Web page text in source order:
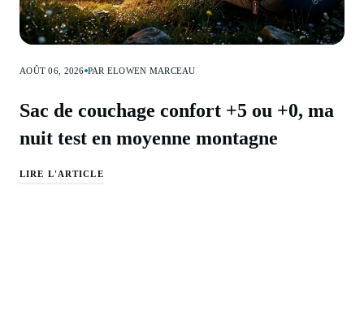
AOÛT 06, 2026 PAR ELOWEN MARCEAU
Sac de couchage confort +5 ou +0, ma
nuit test en moyenne montagne
LIRE L'ARTICLE